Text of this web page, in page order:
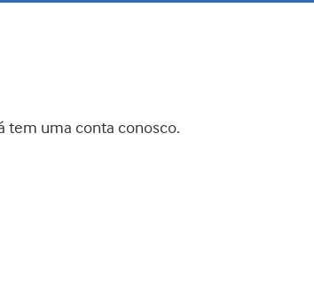
tem uma conta conosco.